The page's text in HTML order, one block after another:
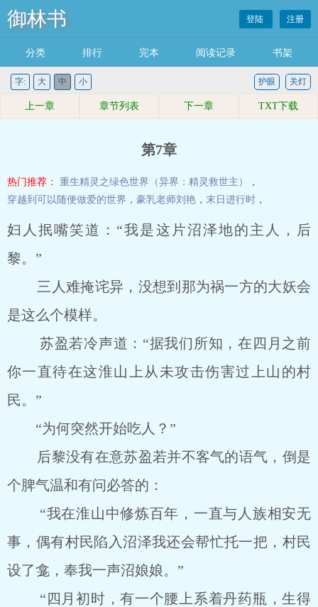
御林书 登陆 注册
分类 排行 完本 阅读记录 书架
字: 大 中 小 关灯
护眼
上一章 章节列表 下一章 TXT下载
第7章
热门推荐： 重生精灵之绿色世界（异界：精灵救世主）
，
穿越到可以随便做爱的世界 ， 豪乳老师刘艳 ， 末日进行时 ，
妇人抿嘴笑道：“我是这片沼泽地的主人，后
黎。”
三人难掩诧异，没想到那为祸一方的大妖会
是这么个模样。
苏盈若冷声道：“据我们所知，在四月之前
你一直待在这淮山上从未攻击伤害过上山的村
民。”
“为何突然开始吃人？”
后黎没有在意苏盈若并不客气的语气，倒是
个脾气温和有问必答的：
“我在淮山中修炼百年，一直与人族相安无
事，偶有村民陷入沼泽我还会帮忙托一把，村民
设了龛，奉我一声沼娘娘。”
“四月初时，有一个腰上系着丹药瓶，生得